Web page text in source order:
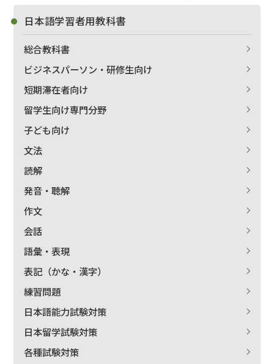
日本語学習者用教科書
総合教科書
ビジネスパーソン・研修生向け
短期滞在者向け
留学生向け専門分野
子ども向け
文法
読解
発音・聴解
作文
会話
語彙・表現
表記（かな・漢字）
練習問題
日本語能力試験対策
日本留学試験対策
各種試験対策